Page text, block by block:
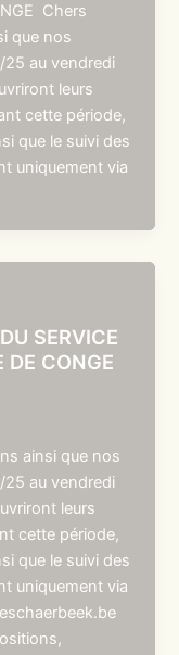
Chers
que nos
au vendredi
leurs
cette période,
que le suivi des
uniquement via
SERVICE
DE CONGE
ainsi que nos
au vendredi
leurs
cette période,
que le suivi des
uniquement via